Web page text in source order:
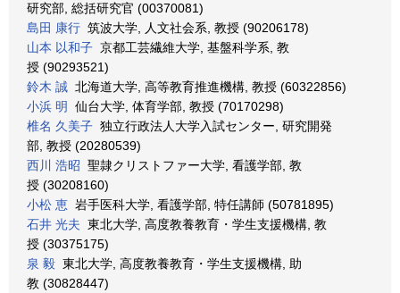
研究部, 総括研究官 (00370081)
島田 康行 筑波大学, 人文社会系, 教授 (90206178)
山本 以和子 京都工芸繊維大学, 基盤科学系, 教
授 (90293521)
鈴木 誠 北海道大学, 高等教育推進機構, 教授 (60322856)
小浜 明
仙台大学, 体育学部, 教授 (70170298)
椎名 久美子 独立行政法人大学入試センター, 研究開発
部, 教授 (20280539)
西川 浩昭 聖隷クリストファー大学, 看護学部, 教
授 (30208160)
小松 恵 岩手医科大学, 看護学部, 特任講師 (50781895)
石井 光夫 東北大学, 高度教養教育・学生支援機構, 教
授 (30375175)
泉 毅 東北大学, 高度教養教育・学生支援機構, 助
教 (30828447)